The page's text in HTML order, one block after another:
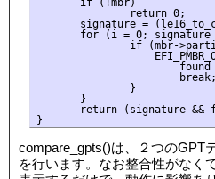
               return 0;
signature =
for (i = 0; signature
if (mbr-
found
                       break;
               }
       }
return (signature &&
compare_gpts()は、２つのGPT
を行います。なお整合性がなく